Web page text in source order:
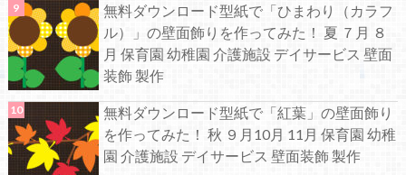
無料ダウンロード型紙で「ひまわり（カラフ
ル）」の壁面飾りを作ってみた！ 夏 ７月 ８
月 保育園 幼稚園 介護施設 デイサービス 壁面
装飾 製作
無料ダウンロード型紙で「紅葉」の壁面飾り
を作ってみた！ 秋 ９月10月 11月 保育園 幼稚
園 介護施設 デイサービス 壁面装飾 製作